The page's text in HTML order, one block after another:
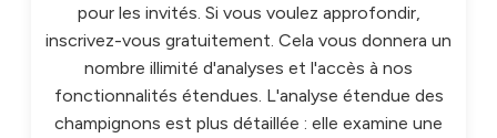
pour les invités. Si vous voulez approfondir,
inscrivez-vous gratuitement. Cela vous donnera un
nombre illimité d'analyses et l'accès à nos
fonctionnalités étendues. L'analyse étendue des
champignons est plus détaillée : elle examine une